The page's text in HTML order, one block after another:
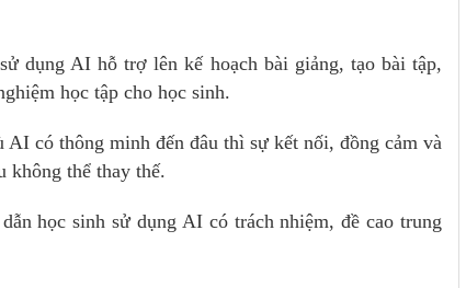
dụng AI hỗ trợ lên kế hoạch bài giảng, tạo bài tập,
học tập cho học sinh.
có thông minh đến đâu thì sự kết nối, đồng cảm và
không thể thay thế.
học sinh sử dụng AI có trách nhiệm, đề cao trung